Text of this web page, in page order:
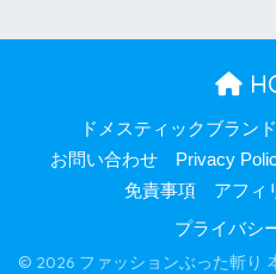
ドメスティックブランド
お問い合わせ
Privacy
免責事項
アフィ
プライバシ
© 2026 ファッションぶった斬り